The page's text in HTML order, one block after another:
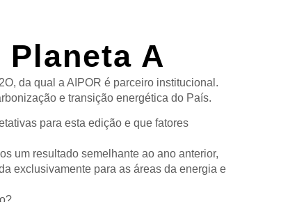
Planeta A
da qual a AIPOR é parceiro institucional.
e transição energética do País.
para esta edição e que fatores
um resultado semelhante ao ano anterior,
exclusivamente para as áreas da energia e